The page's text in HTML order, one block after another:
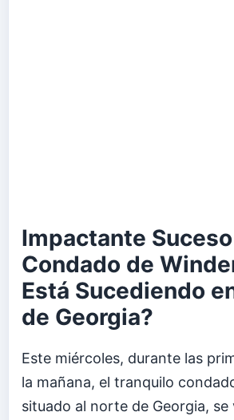
Impactante
Condado de
Está Sucediendo
de Georgia?
Este miércoles, durante las
la mañana, el tranquilo
situado al norte de Georgia, se